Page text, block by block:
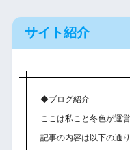
サイト紹介
◆ブログ紹介
ここは私こと冬色が運
記事の内容は以下の通り